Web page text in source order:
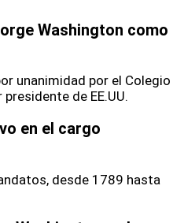
Washington como
unanimidad por el Colegio
de EE.UU.
en el cargo
desde 1789 hasta